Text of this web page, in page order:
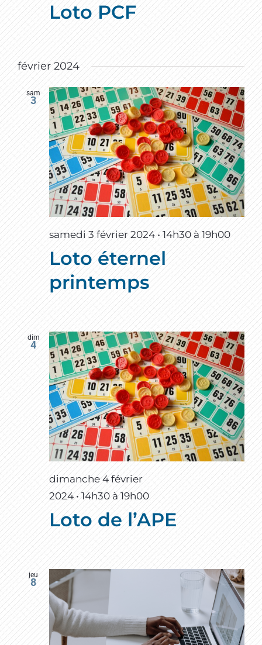
Loto PCF
février 2024
sam
3
samedi 3 février 2024 • 14h30 à 19h00
Loto éternel
printemps
dim
4
dimanche 4 février
2024 • 14h30à 19h00
Loto de l’APE
jeu
8